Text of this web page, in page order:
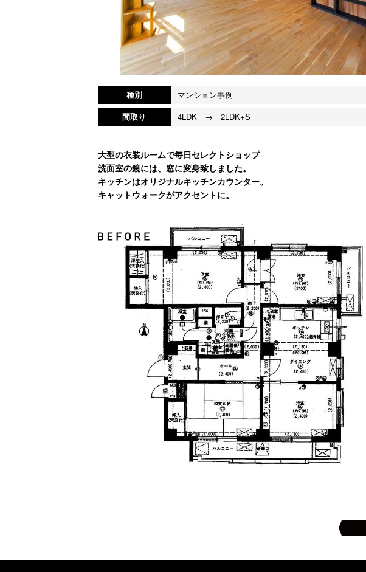
種別 マンション事例
間取り
4LDK → 2LDK+S
大型の衣装ルームで毎日セレクトショップ
洗面室の鏡には、窓に変身致しました。
キッチンはオリジナルキッチンカウンター。
キャットウォークがアクセントに。